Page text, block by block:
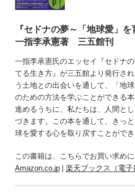
『セドナの夢～「地球愛」を
一指李承憲著 三五館刊
一指李承憲氏のエッセイ『セドナ
てる生き方』が三五館より発行さ
う土地との出会いを通して、「地
のための方法を学ぶことができる
進めるうちに、私たちは、人間と
づきます。この本を通して、きっ
球を愛する心を取り戻すことができ
この書籍は、こちらでお買い求め
Amazon.co.jp | 楽天ブックス（電子